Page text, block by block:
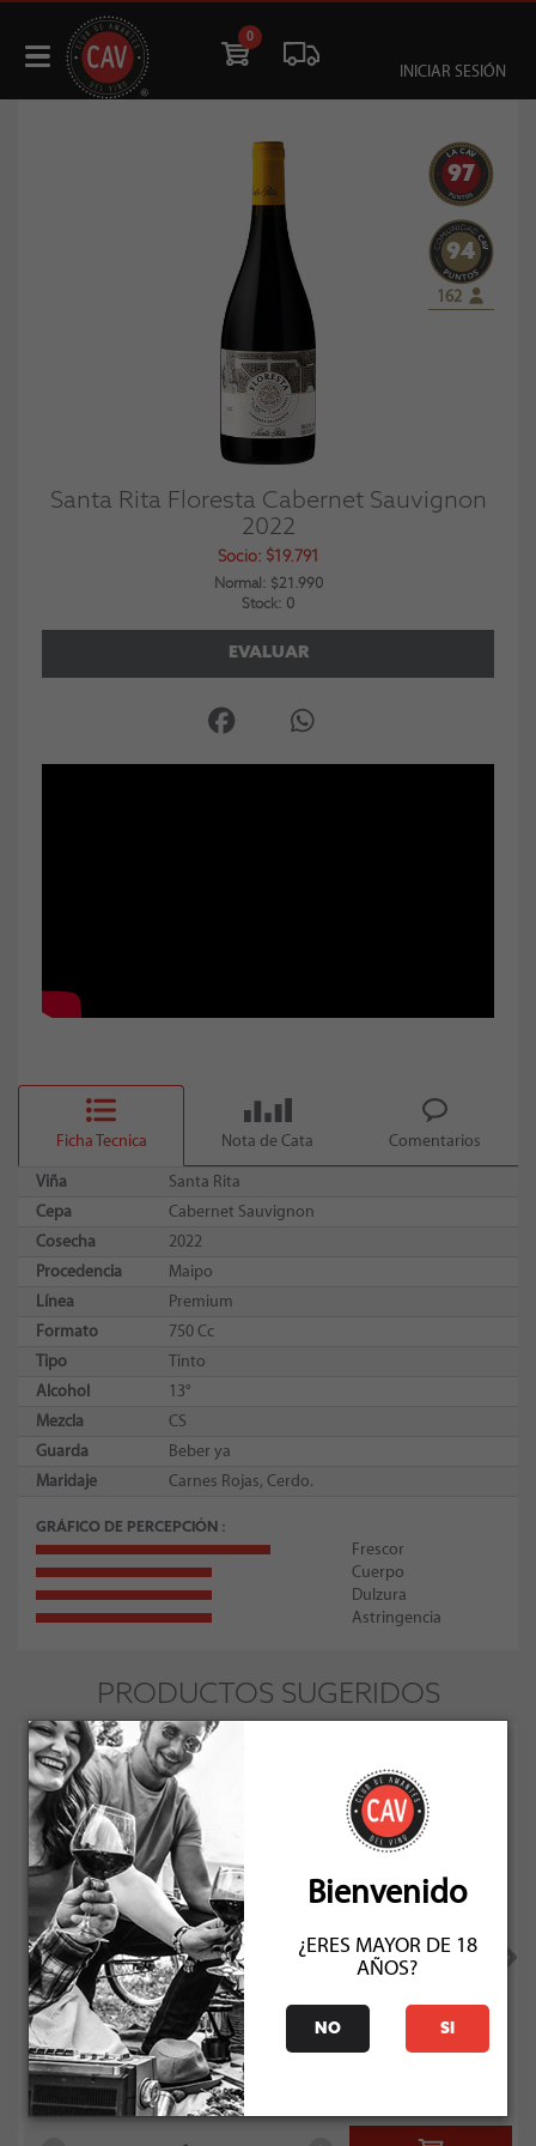
0
INICIAR SESIÓN
97
94
162
Santa Rita Floresta Cabernet Sauvignon
2022
Socio: $19.791
Normal: $21.990
Stock: 0
EVALUAR
Ficha Tecnica Nota de Cata Comentarios
Viña
Santa Rita
Cepa
Cabernet Sauvignon
Cosecha
2022
Procedencia
Maipo
Línea
Premium
Formato
750 Cc
Tipo
Tinto
Alcohol
13°
Mezcla
CS
Guarda
Beber ya
Maridaje
Carnes Rojas, Cerdo.
GRÁFICO DE PERCEPCIÓN
Frescor
Cuerpo
Dulzura
Astringencia
PRODUCTOS SUGERIDOS
Santa Rita Floresta Cabernet Sauvignon 2021
Socio: $19.791
Normal: $21.990
Stock: 46
Bienvenido
¿ERES MAYOR DE 18
AÑOS?
NO SI